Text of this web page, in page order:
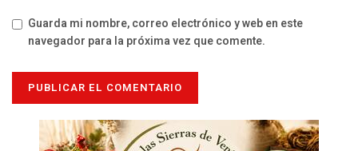
Guarda mi nombre, correo electrónico y web en este
navegador para la próxima vez que comente.